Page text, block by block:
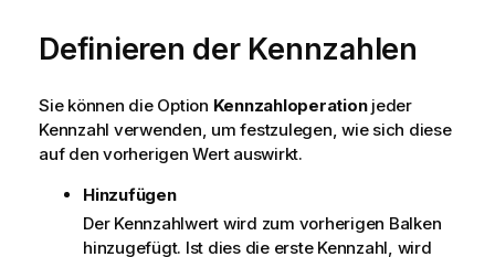
Definieren der Kennzahlen
Sie können die Option Kennzahloperationjeder
Kennzahl verwenden, um festzulegen, wie sich diese
auf den vorherigen Wert auswirkt.
Hinzufügen
Der Kennzahlwert wird zum vorherigen Balken
hinzugefügt. Ist dies die erste Kennzahl, wird